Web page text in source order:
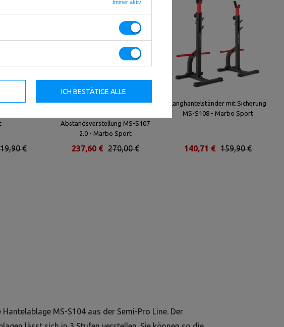
-
€
Verstellbare Hantelablage mit
Abstandsverstellung MS-S107
2.0 - Marbo Sport
270,00 €
237,60 €
Langhantelständer mit Sicherung
MS-S108 - Marbo Sport
159,90 €
140,71 €
MS-S104 aus der Semi-Pro Line. Der
Immer aktiv
ICH BESTÄTIGE ALLE